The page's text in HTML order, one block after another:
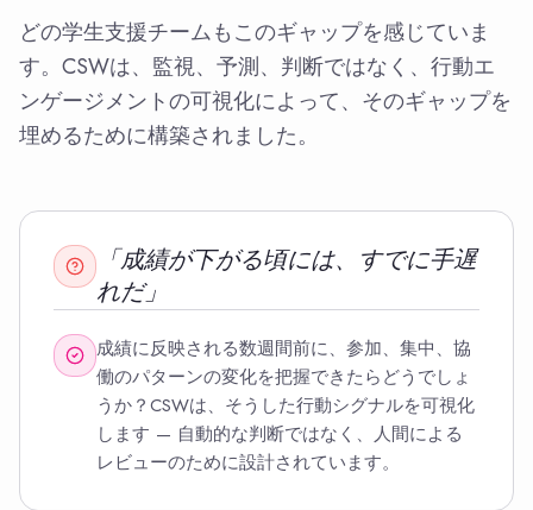
どの学生支援チームもこのギャップを感じていま
す。CSWは、監視、予測、判断ではなく、行動エ
ンゲージメントの可視化によって、そのギャップを
埋めるために構築されました。
「成績が下がる頃には、すでに手遅
れだ」
成績に反映される数週間前に、参加、集中、協
働のパターンの変化を把握できたらどうでしょ
うか？CSWは、そうした行動シグナルを可視化
します — 自動的な判断ではなく、人間による
レビューのために設計されています。